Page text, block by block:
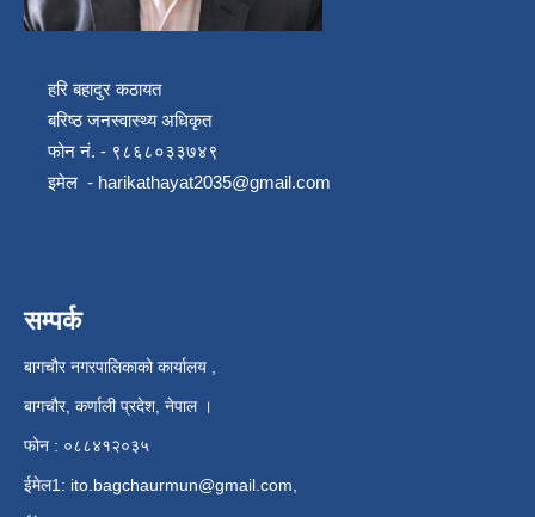
हरि बहादुर कठायत
बरिष्ठ जनस्वास्थ्य अधिकृत
फोन नं. - ९८६८०३३७४९
इमेल - harikathayat2035@gmail.com
सम्पर्क
बागचौर नगरपालिकाको कार्यालय ,
बागचौर, कर्णाली प्रदेश, नेपाल ।
फोन : ०८८४१२०३५
ईमेल1: ito.bagchaurmun@gmail.com,